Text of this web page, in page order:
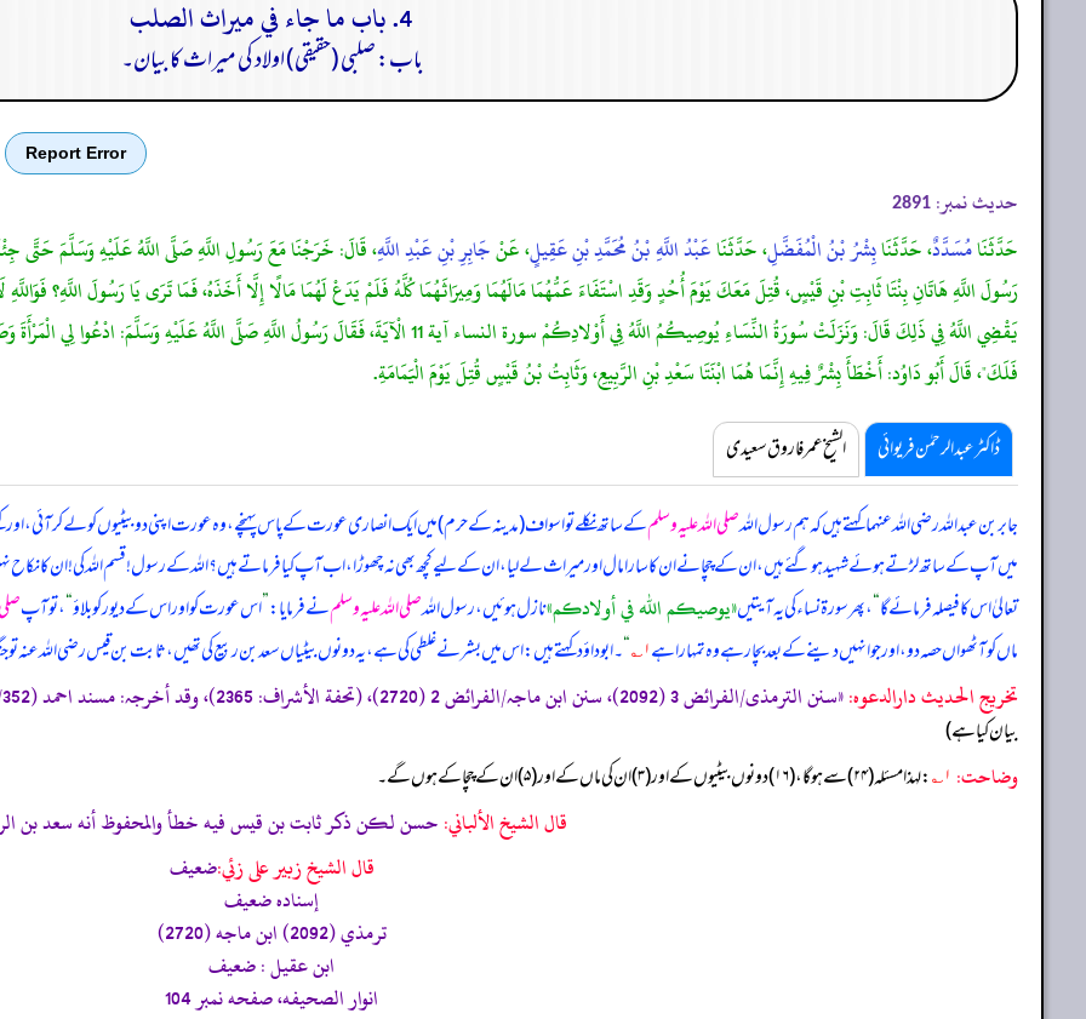
4. باب ما جاء في ميراث الصلب
باب: صلبی (حقیقی) اولاد کی میراث کا بیان۔
Report Error
حدیث نمبر: 2891
حَدَّثَنَامُسَدَّدٌ، حَدَّثَنَابِشْرُ بْنُ الْمُفَضَّلِ، حَدَّثَنَاعَبْدُ اللَّهِ بْنُ مُحَمَّدِ بْنِ عَقِيلٍ، عَنْجَابِرِ بْنِ عَبْدِ اللَّهِ، قَالَ: خَرَجْنَا مَعَ رَسُولِ اللَّهِ صَلَّى اللَّهُ عَلَيْهِ وَسَلَّمَ حَتَّى
رَسُولَ اللَّهِ هَاتَانِ بِنْتَا ثَابِتِ بْنِ قَيْسٍ، قُتِلَ مَعَكَ يَوْمَ أُحُدٍ وَقَدِ اسْتَفَاءَ عَمُّهُمَا مَالَهُمَا وَمِيرَاثَهُمَا كُلَّهُ فَلَمْ يَدَعْ لَهُمَا مَالًا إِلَّا أَخَذَهُ، فَمَا تَرَى يَا رَسُولَ اللَّهِ؟
يَقْضِي اللَّهُ فِي ذَلِكَ قَالَ: وَنَزَلَتْ سُورَةُ النِّسَاءِ يُوصِيكُمُ اللَّهُ فِي أَوْلادِكُمْ سورة النساء آية 11 الْآيَةَ، فَقَالَ
فَلَكَ"، قَالَ أَبُو دَاوُد: أَخْطَأَ بِشْرٌ فِيهِ إِنَّمَا هُمَا ابْنَتَا سَعْدِ بْنِ الرَّبِيعِ، وَثَابِتُ بْنُ قَيْسٍ قُتِلَ يَوْمَ الْيَمَامَةِ.
ڈاکٹر عبدالرحمٰن فریوائی الشیخ عمر فاروق سعیدی
جابر بن عبداللہ رضی اللہ عنہما کہتے ہیں کہہم رسول اللہصلی اللہ علیہ وسلمکے ساتھ نکلے تو اسواف (مدینہ کے حرم) میں ایک انصاری عورت کے پاس پہنچے، وہ عورت اپنی دو بیٹیوں کو لے کر آئی،
میں آپ کے ساتھ لڑتے ہوئے شہید ہو گئے ہیں، ان کے چچا نے ان کا سارا مال اور میراث لے لیا، ان کے لیے کچھ بھی نہ چھوڑا، اب آپ کیا فرماتے ہیں؟ اللہ کے رسول! قسم اللہ کی! ان کا
تعالیٰ اس کا فیصلہ فرمائے گا“، پھر سورۃ نساء کی یہ آیتیں«يوصيكم الله في أولادكم»نازل ہوئیں، رسول اللہصلی اللہ علیہ وسلمنے فرمایا:”اس عورت کو اور اس کے دیور کو بلاؤ“، تو آپ
ماں کو آٹھواں حصہ دو، اور جو انہیں دینے کے بعد بچا رہے وہ تمہارا ہے۱؎ “۔ ابوداؤد کہتے ہیں: اس میں بشر نے غلطی کی ہے، یہ دونوں بیٹیاں سعد بن ربیع کی تھیں، ثابت بن قیس رضی اللہ عنہ
تخریج الحدیث دارالدعوہ:«‏‏‏‏سنن الترمذی/الفرائض 3 (2092)، سنن ابن ماجہ/الفرائض 2 (2720)، (تحفة الأشراف: 2365)، وقد أخرجہ: مسند احمد (3/352) (حسن)»
بیان کیا ہے)
وضاحت: ۱؎ : لہذا مسئلہ (۲۴) سے ہو گا، (۱۶) دونوں بیٹیوں کے اور (۳) ان کی ماں کے اور (۵) ان کے چچا کے ہوں گے۔
قال الشيخ الألباني:حسن لكن ذكر ثابت بن قيس فيه خطأ والمحفوظ أنه سعد بن
قال الشيخ زبير على زئي:ضعيف
إسناده ضعيف
ترمذي (2092) ابن ماجه (2720)
ابن عقيل : ضعيف
انوار الصحيفه، صفحه نمبر 104